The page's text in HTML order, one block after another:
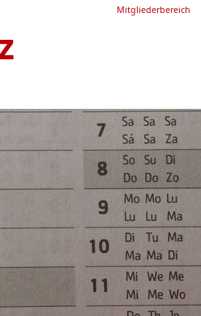
Mitgliederbereich
Veranstaltung
Sommerkonzert
19:00 Uhr
Zum Konzert